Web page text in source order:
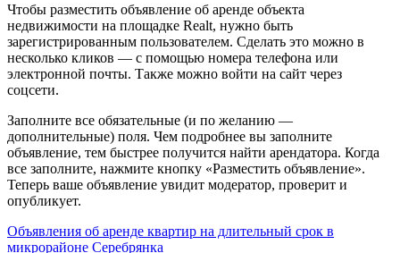
Чтобы разместить объявление об аренде объекта
недвижимости на площадке Realt, нужно быть
зарегистрированным пользователем. Сделать это можно в
несколько кликов — с помощью номера телефона или
электронной почты. Также можно войти на сайт через
соцсети.
Заполните все обязательные (и по желанию —
дополнительные) поля. Чем подробнее вы заполните
объявление, тем быстрее получится найти арендатора. Когда
все заполните, нажмите кнопку «Разместить объявление».
Теперь ваше объявление увидит модератор, проверит и
опубликует.
Объявления об аренде квартир на длительный срок в
микрорайоне Серебрянка